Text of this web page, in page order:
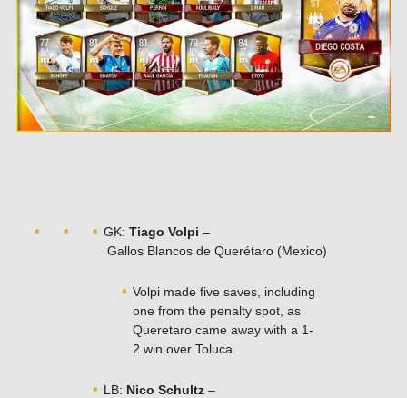
GK: Tiago Volpi –
Gallos Blancos de Querétaro (Mexico)
Volpi made five saves, including
one from the penalty spot, as
Queretaro came away with a 1-
2 win over Toluca.
LB: Nico Schultz–